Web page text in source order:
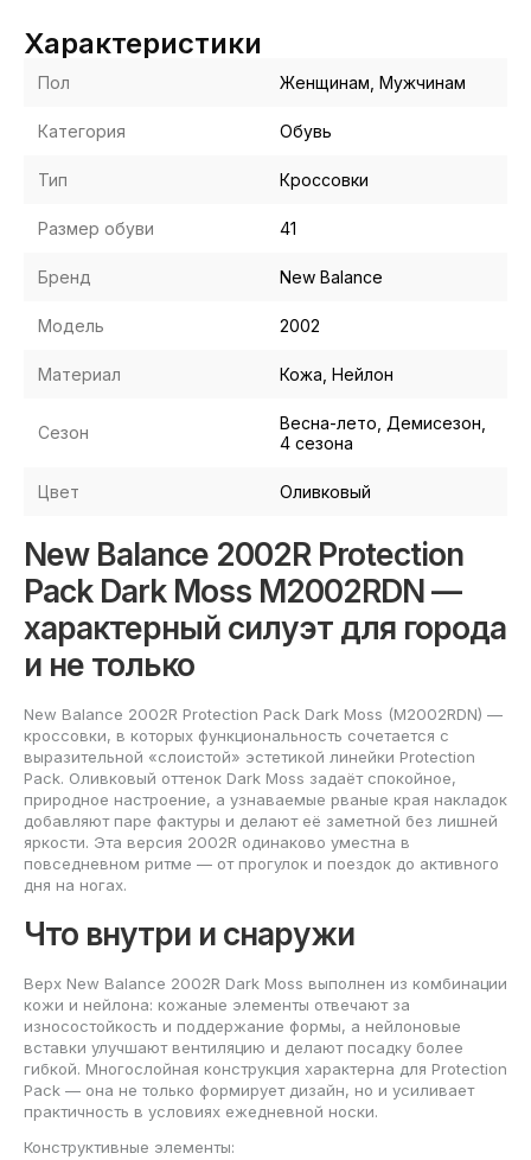
Характеристики
Пол Женщинам, Мужчинам
Категория Обувь
Тип Кроссовки
Размер обуви 41
Бренд New Balance
Модель 2002
Материал Кожа, Нейлон
Сезон
Весна-лето, Демисезон,
4 сезона
Цвет Оливковый
New Balance 2002R Protection
Pack Dark Moss M2002RDN —
характерный силуэт для города
и не только
New Balance 2002R Protection Pack Dark Moss (M2002RDN) —
кроссовки, в которых функциональность сочетается с
выразительной «слоистой» эстетикой линейки Protection
Pack. Оливковый оттенок Dark Moss задаёт спокойное,
природное настроение, а узнаваемые рваные края накладок
добавляют паре фактуры и делают её заметной без лишней
яркости. Эта версия 2002R одинаково уместна в
повседневном ритме — от прогулок и поездок до активного
дня на ногах.
Что внутри и снаружи
Верх New Balance 2002R Dark Moss выполнен из комбинации
кожи и нейлона: кожаные элементы отвечают за
износостойкость и поддержание формы, а нейлоновые
вставки улучшают вентиляцию и делают посадку более
гибкой. Многослойная конструкция характерна для Protection
Pack — она не только формирует дизайн, но и усиливает
практичность в условиях ежедневной носки.
Конструктивные элементы: